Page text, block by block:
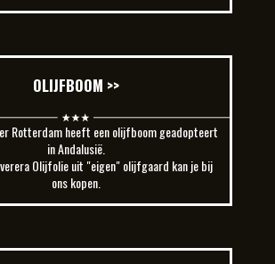
OLIJFBOOM >>
Rotterdam heeft een olijfboom geadopteert
in Andalusië.
Olijfolie uit "eigen" olijfgaard kan je bij
ons kopen.